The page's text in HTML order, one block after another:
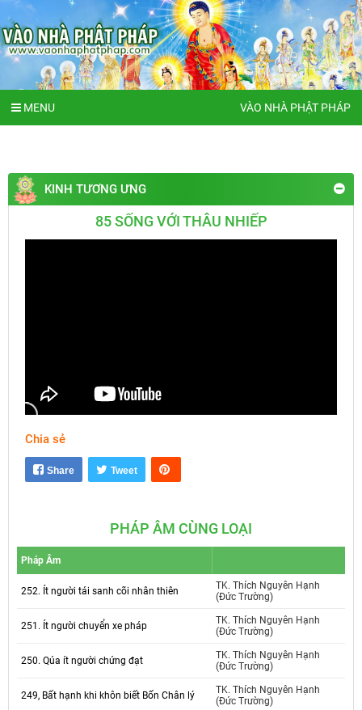
MENU VÀO NHÀ PHẬT PHÁP
KINH TƯƠNG ƯNG
85 SỐNG VỚI THÂU NHIẾP
Chia sẻ
Share Tweet
PHÁP ÂM CÙNG LOẠI
Pháp Âm
252. Ít người tái sanh cõi nhân thiên
TK. Thích Nguyên Hạnh
(Đức Trường)
251. Ít người chuyển xe pháp
TK. Thích Nguyên Hạnh
(Đức Trường)
250. Qúa ít người chứng đạt
TK. Thích Nguyên Hạnh
(Đức Trường)
249, Bất hạnh khi khôn biết Bốn Chân lý
TK. Thích Nguyên Hạnh
(Đức Trường)